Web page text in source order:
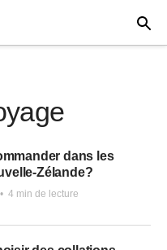
dans les
Zélande?
• 4 min de lecture